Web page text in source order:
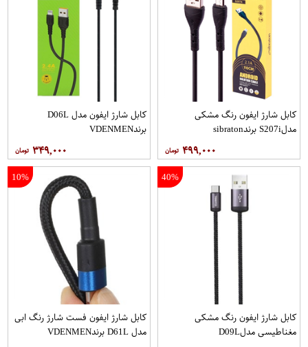
کابل شارژ ایفون رنگ مشکی
مدلS207i برندsibraton
۴۹۹,۰۰۰
کابل شارژ ایفون مدل D06L
برندVDENMEN
۳۴۹,۰۰۰
40%
کابل شارژ ایفون رنگ مشکی
مغناطیسی مدلD09L
10%
کابل شارژ ایفون فست شارژ رنگ ابی
مدل D61L برندVDENMEN